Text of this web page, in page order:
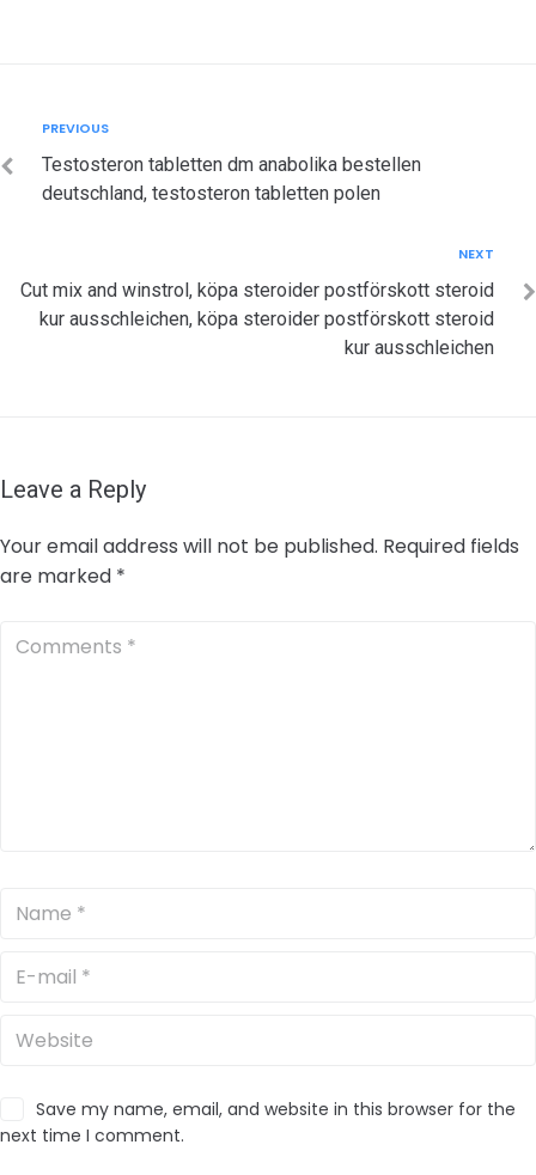
navigation
Previous
PREVIOUS
Testosteron tabletten dm anabolika bestellen
deutschland, testosteron tabletten polen
NEXT
Cut mix and winstrol, köpa steroider postförskott steroid
kur ausschleichen, köpa steroider postförskott steroid
kur ausschleichen
Leave a Reply
Your email address will not be published. Required fields
are marked *
Save my name, email, and website in this browser for the
next time I comment.